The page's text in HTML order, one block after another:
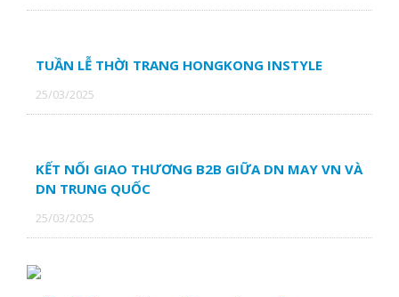
CÔNG TY CP MAY VŨNG TÀU
CTY TNHH SX TM SONG KING
TUẦN LỄ THỜI TRANG HONGKONG INSTYLE
25/03/2025
KẾT NỐI GIAO THƯƠNG B2B GIỮA DN MAY VN VÀ
DN TRUNG QUỐC
25/03/2025